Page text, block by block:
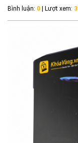
Bình luận: 0 | Lượt xem: